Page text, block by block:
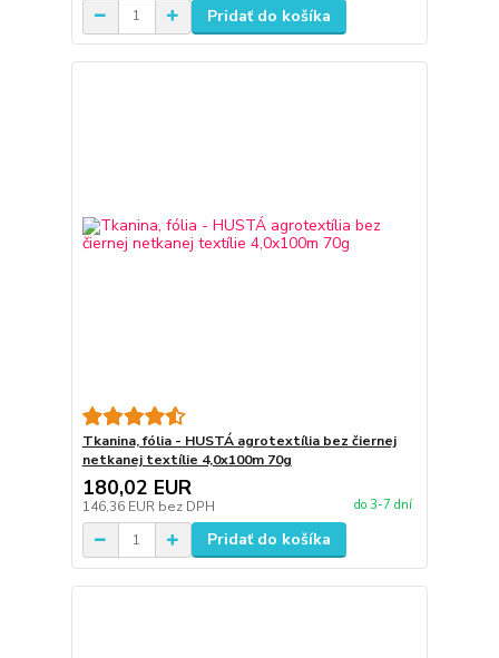
Pridať do košíka
Tkanina, fólia - HUSTÁ agrotextília bez čiernej
netkanej textílie 4,0x100m 70g
180,02 EUR
146,36 EUR bez DPH do 3-7 dní
Pridať do košíka